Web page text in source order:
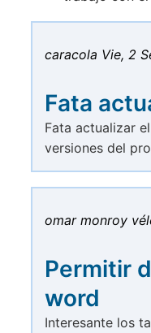
caracola Vie, 2
Fata
Fata actualizar
versiones del
omar monroy
Permitir
word
Interesante los